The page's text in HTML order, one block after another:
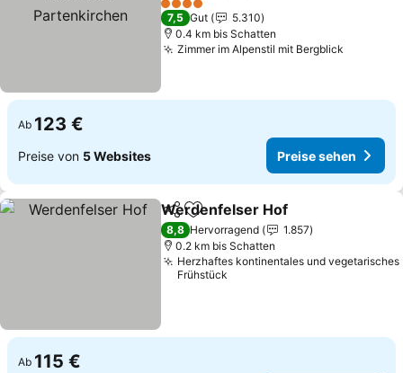
4 Sterne
7,5 Gut
5.310
0.4 km bis Schatten
Zimmer im Alpenstil mit Bergblick
Ab 123 €
Preise von 5 Websites Preise sehen
TeilenZu Favoriten hinzufügen
Werdenfelser Hof
8,8 Hervorragend
1.857
0.2 km bis Schatten
Herzhaftes kontinentales und vegetarisches
Frühstück
Ab 115 €